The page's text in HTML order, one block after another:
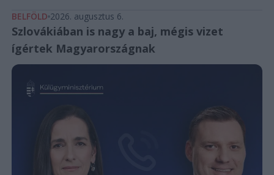
BELFÖLD 2026. augusztus 6.
Szlovákiában is nagy a baj, mégis vizet
ígértek Magyarországnak